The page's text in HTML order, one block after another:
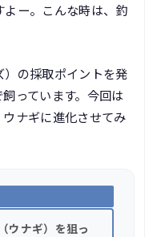
ー。こんな時は、釣
の採取ポイントを発
っています。今回は
ナギに進化させてみ
ウナギ）を狙っ